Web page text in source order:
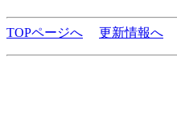
TOPページへ 更新情報へ